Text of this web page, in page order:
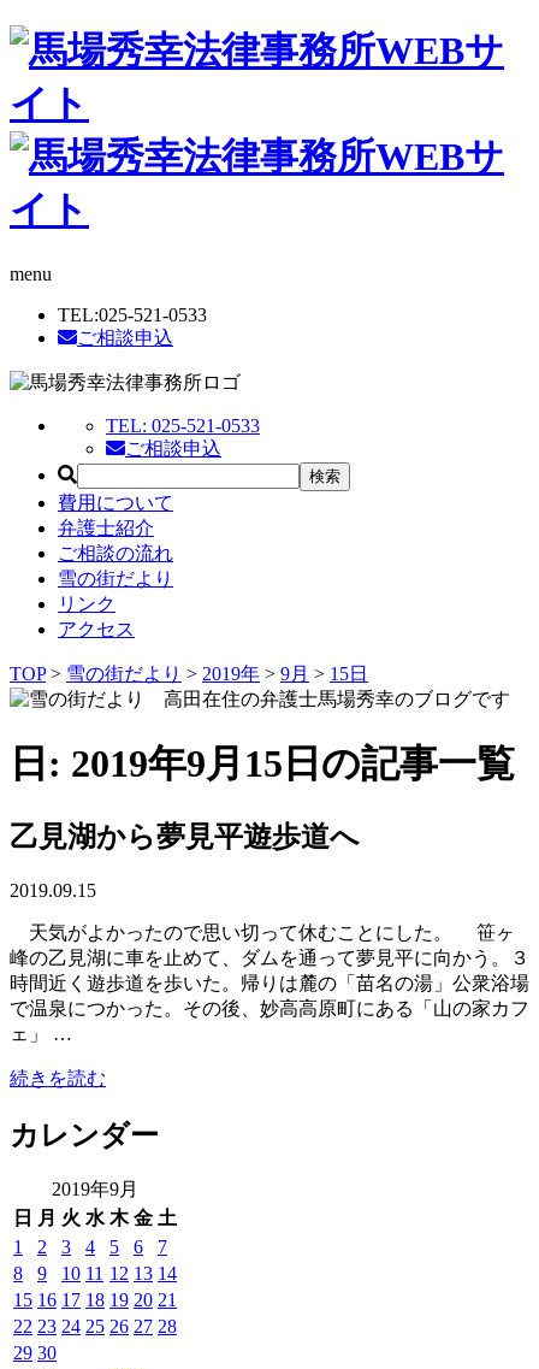
menu
TEL:025-521-0533
ご相談申込
TEL: 025-521-0533
ご相談申込
費用について
弁護士紹介
ご相談の流れ
雪の街だより
リンク
アクセス
TOP> 雪の街だより > 2019年 > 9月 > 15日
日: 2019年9月15日の記事一覧
乙見湖から夢見平遊歩道へ
2019.09.15
天気がよかったので思い切って休むことにした。 笹ヶ
峰の乙見湖に車を止めて、ダムを通って夢見平に向かう。３
時間近く遊歩道を歩いた。帰りは麓の「苗名の湯」公衆浴場
で温泉につかった。その後、妙高高原町にある「山の家カフ
ェ」 …
続きを読む
カレンダー
2019年9月
日 月 火 水 木 金 土
1 2 3 4 5 6
7
8
9 10 11 12 13 14
15 16 17 18 19 20 21
22 23 24 25 26 27 28
29 30